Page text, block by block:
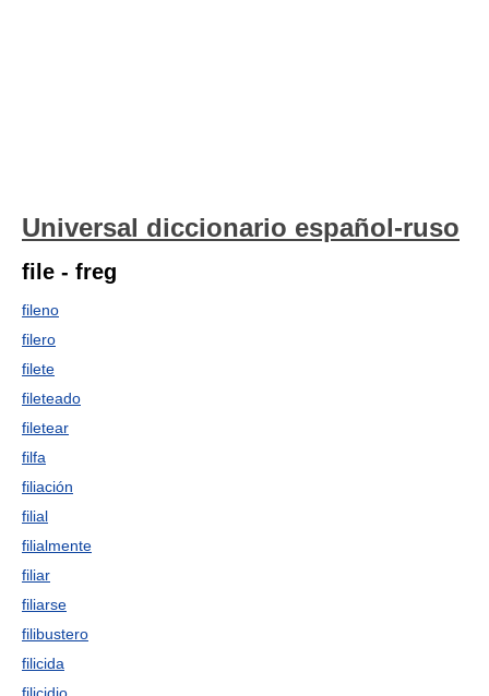
Universal diccionario español-ruso
file - freg
fileno
filero
filete
fileteado
filetear
filfa
filiación
filial
filialmente
filiar
filiarse
filibustero
filicida